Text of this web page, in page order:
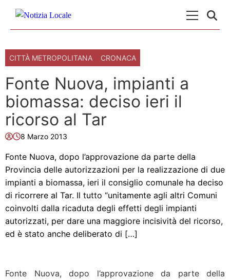
CITTÀ METROPOLITANA CRONACA
Fonte Nuova, impianti a
biomassa: deciso ieri il
ricorso al Tar
8 Marzo 2013
Fonte Nuova, dopo l’approvazione da parte della
Provincia delle autorizzazioni per la realizzazione di due
impianti a biomassa, ieri il consiglio comunale ha deciso
di ricorrere al Tar. Il tutto “unitamente agli altri Comuni
coinvolti dalla ricaduta degli effetti degli impianti
autorizzati, per dare una maggiore incisività del ricorso,
ed è stato anche deliberato di […]
Fonte Nuova, dopo l’approvazione da parte della